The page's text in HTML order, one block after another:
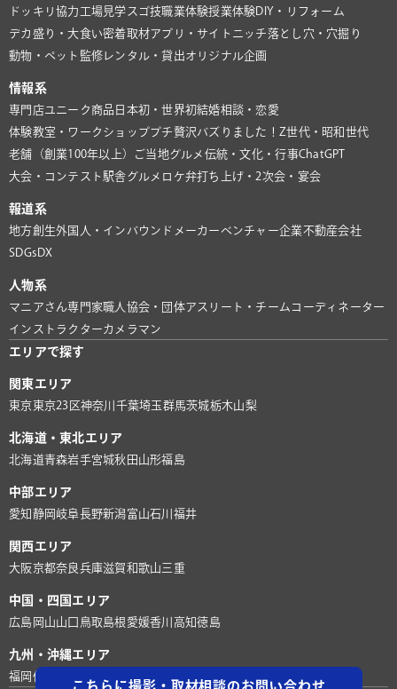
こちらに撮影・取材相談のお問い合わせ
ドッキリ協力 工場見学 スゴ技職業体験授業体験 DIY・リフォーム
デカ盛り・大食い密着取材アプリ・サイト ニッチ落とし穴・穴掘り
動物・ペット 監修 レンタル・貸出オリジナル企画
情報系
専門店ユニーク商品 日本初・世界初結婚相談・恋愛
体験教室・ワークショッププチ贅沢バズりました！ Z世代・昭和世代
老舗（創業100年以上）
ご当地グルメ 伝統・文化・行事ChatGPT
大会・コンテスト 駅舎グルメ ロケ弁打ち上げ・2次会・宴会
報道系
地方創生外国人・インバウンド メーカー ベンチャー企業不動産会社
SDGs DX
人物系
マニアさん専門家 職人 協会・団体アスリート・チーム コーディネーター
インストラクターカメラマン
エリアで探す
関東エリア
東京 東京23区神奈川 千葉埼玉群馬茨城栃木山梨
北海道・東北エリア
北海道青森岩手宮城秋田 山形福島
中部エリア
愛知 静岡 岐阜長野新潟富山石川 福井
関西エリア
大阪京都奈良兵庫滋賀和歌山 三重
中国・四国エリア
広島 岡山山口 鳥取島根 愛媛香川 高知徳島
九州・沖縄エリア
福岡 佐賀